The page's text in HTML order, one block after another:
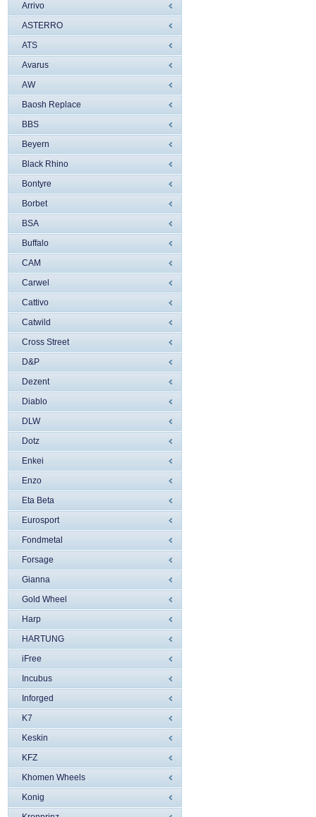
Arrivo
ASTERRO
ATS
Avarus
AW
Baosh Replace
BBS
Beyern
Black Rhino
Bontyre
Borbet
BSA
Buffalo
CAM
Carwel
Cattivo
Catwild
Cross Street
D&P
Dezent
Diablo
DLW
Dotz
Enkei
Enzo
Eta Beta
Eurosport
Fondmetal
Forsage
Gianna
Gold Wheel
Harp
HARTUNG
iFree
Incubus
Inforged
K7
Keskin
KFZ
Khomen Wheels
Konig